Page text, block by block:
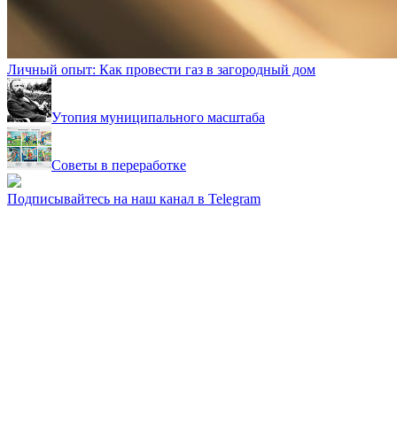
Личный опыт: Как провести газ в загородный дом
Утопия муниципального масштаба
Советы в переработке
Подписывайтесь на наш канал в Telegram